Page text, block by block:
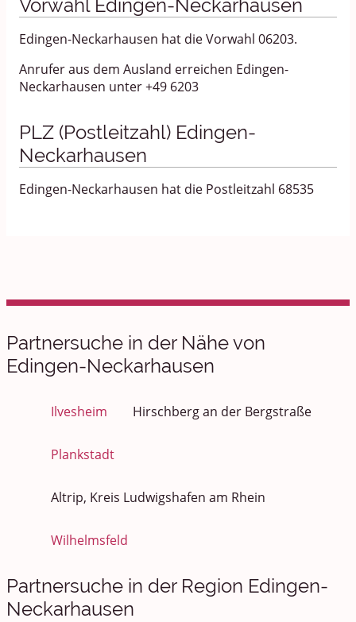
Vorwahl Edingen-Neckarhausen
Edingen-Neckarhausen hat die Vorwahl 06203.
Anrufer aus dem Ausland erreichen Edingen-
Neckarhausen unter +49 6203
PLZ (Postleitzahl) Edingen-
Neckarhausen
Edingen-Neckarhausen hat die Postleitzahl 68535
Partnersuche in der Nähe von
Edingen-Neckarhausen
Ilvesheim Hirschberg an der Bergstraße
Plankstadt
Altrip, Kreis Ludwigshafen am Rhein
Wilhelmsfeld
Partnersuche in der Region Edingen-
Neckarhausen